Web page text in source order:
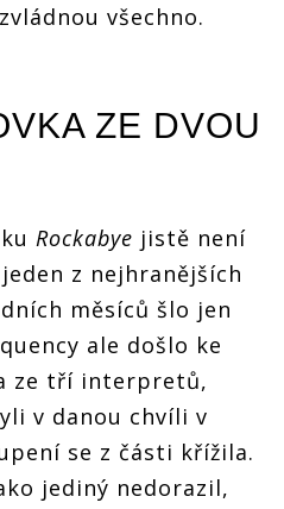
všechno.
ZE DVOU
Rockabye jistě není
z nejhranějších
měsíců šlo jen
ale došlo ke
ze tří interpretů,
v danou chvíli v
se z části křížila.
jediný nedorazil,